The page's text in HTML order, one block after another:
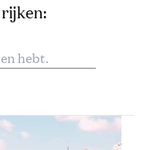
hebt.